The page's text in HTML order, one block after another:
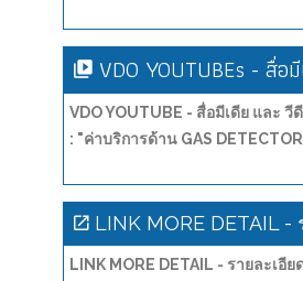
VDO YOUTUBEs - สื่อ
VDO YOUTUBE - สื่อมีเดีย และ วี
: "ค่าบริการด้าน GAS
LINK MORE DETAIL
LINK MORE DETAIL - รายละเอี